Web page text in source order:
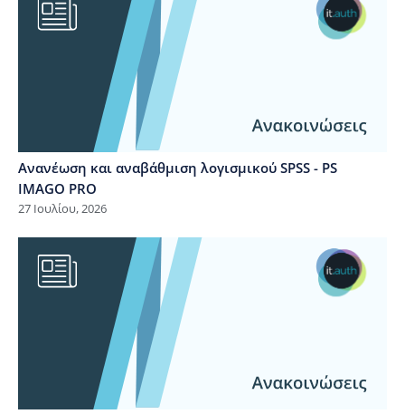
Ανανέωση και αναβάθμιση λογισμικού SPSS - PS
IMAGO PRO
27 Ιουλίου, 2026